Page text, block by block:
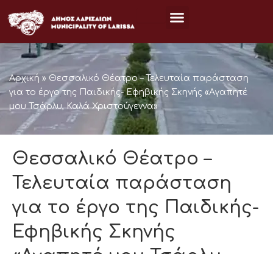
στο
περιεχόμενο
Αρχική » Θεσσαλικό Θέατρο – Τελευταία παράσταση
για το έργο της Παιδικής- Εφηβικής Σκηνής «Αγαπητέ
μου Τσάρλυ, Καλά Χριστούγεννα»
Θεσσαλικό Θέατρο –
Τελευταία παράσταση
για το έργο της Παιδικής-
Εφηβικής Σκηνής